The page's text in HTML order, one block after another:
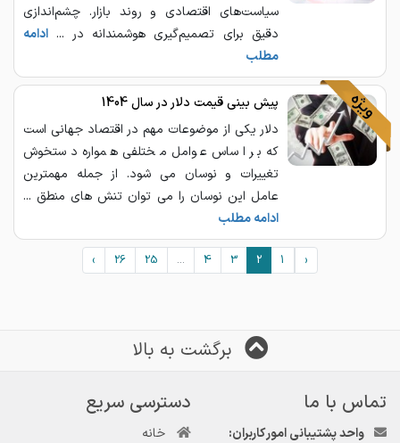
سیاست‌های اقتصادی و روند بازار. چشم‌اندازی
دقیق برای تصمیم‌گیری هوشمندانه در ... ادامه
مطلب
پیش بینی قیمت دلار در سال 1404
دلار یکی از موضوعات مهم در اقتصاد جهانی است
که بر اساس عوامل مختلفی همواره دستخوش
تغییرات و نوسان می شود. از جمله مهمترین
عامل این نوسان را می توان تنش های منطق ...
ادامه مطلب
‹
1
2
3
4
...
25
26
›
برگشت به بالا
تماس با ما
واحد پشتیبانی امور کاربران:
دسترسی سریع
خانه